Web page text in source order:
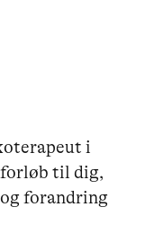
i
til dig,
forandring